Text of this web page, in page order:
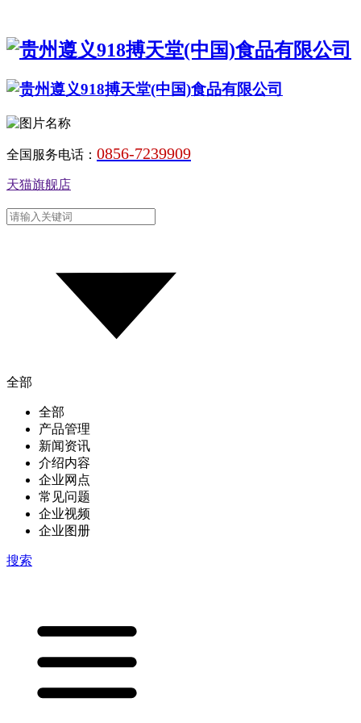
全国服务电话： 0856-7239909
天猫旗舰店
全部
全部
产品管理
新闻资讯
介绍内容
企业网点
常见问题
企业视频
企业图册
搜索